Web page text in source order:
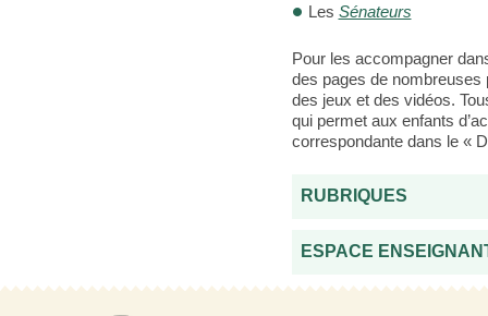
Les Sénateurs
Pour les accompagner
des pages de nombreuses
des jeux et des vidéos.
qui permet aux enfants
correspondante dans le «
RUBRIQUES
ESPACE